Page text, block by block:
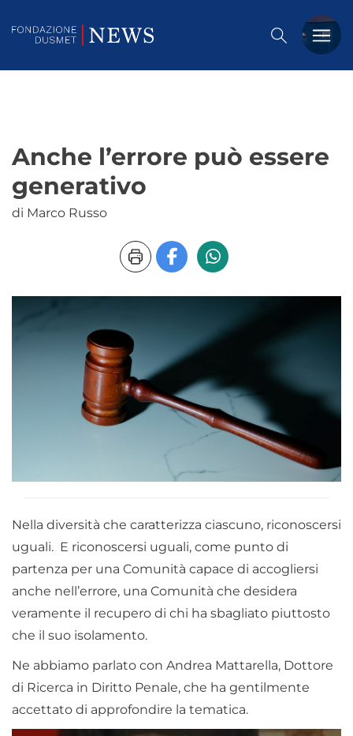
PREMIO DUSMET
OSSERVATORIO
Anche l’errore può essere
generativo
di Marco Russo
Nella diversità che caratterizza ciascuno, riconoscersi
uguali. E riconoscersi uguali, come punto di
partenza per una Comunità capace di accogliersi
anche nell’errore, una Comunità che desidera
veramente il recupero di chi ha sbagliato piuttosto
che il suo isolamento.
Ne abbiamo parlato con Andrea Mattarella, Dottore
di Ricerca in Diritto Penale, che ha gentilmente
accettato di approfondire la tematica.